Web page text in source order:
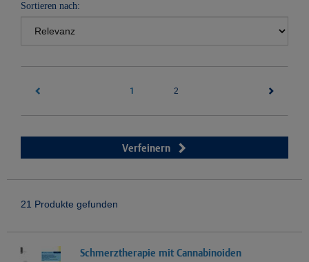
Sortieren nach:
1 2(current)
Verfeinern
21 Produkte gefunden
Schmerztherapie mit Cannabinoiden